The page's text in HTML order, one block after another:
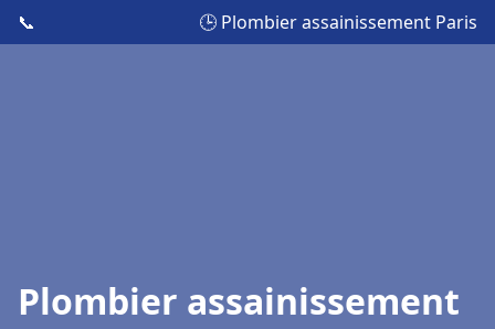
📞 🕒 Plombier assainissement Paris
Plombier assainissement